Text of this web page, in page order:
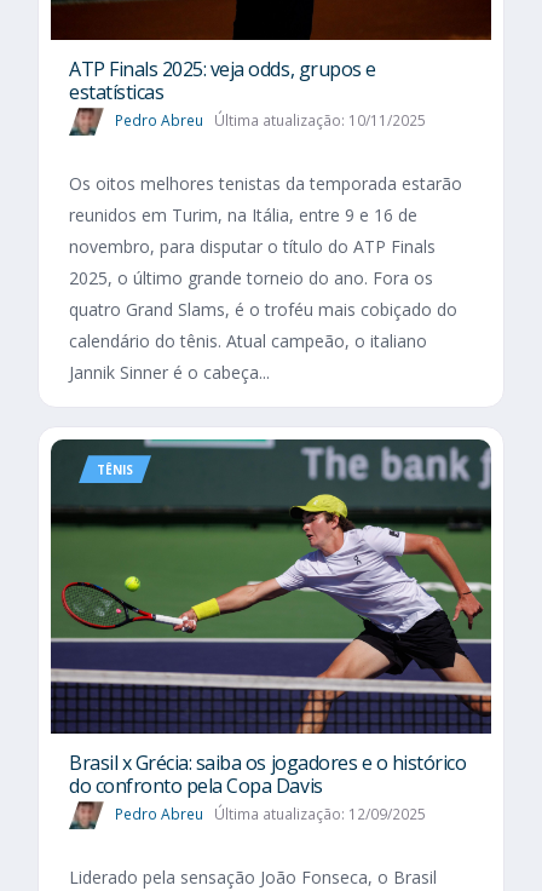
ATP Finals 2025: veja odds, grupos e
estatísticas
Pedro Abreu Última atualização: 10/11/2025
Os oitos melhores tenistas da temporada estarão
reunidos em Turim, na Itália, entre 9 e 16 de
novembro, para disputar o título do ATP Finals
2025, o último grande torneio do ano. Fora os
quatro Grand Slams, é o troféu mais cobiçado do
calendário do tênis. Atual campeão, o italiano
Jannik Sinner é o cabeça...
TÊNIS
Brasil x Grécia: saiba os jogadores e o histórico
do confronto pela Copa Davis
Pedro Abreu Última atualização: 12/09/2025
Liderado pela sensação João Fonseca, o Brasil